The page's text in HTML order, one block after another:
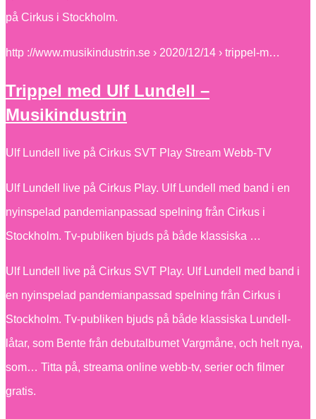
på Cirkus i Stockholm.
http ://www.musikindustrin.se › 2020/12/14 › trippel-m…
Trippel med Ulf Lundell –
Musikindustrin
Ulf Lundell live på Cirkus SVT Play Stream Webb-TV
Ulf Lundell live på Cirkus Play. Ulf Lundell med band i en
nyinspelad pandemianpassad spelning från Cirkus i
Stockholm. Tv-publiken bjuds på både klassiska …
Ulf Lundell live på Cirkus SVT Play. Ulf Lundell med band i
en nyinspelad pandemianpassad spelning från Cirkus i
Stockholm. Tv-publiken bjuds på både klassiska Lundell-
låtar, som Bente från debutalbumet Vargmåne, och helt nya,
som… Titta på, streama online webb-tv, serier och filmer
gratis.